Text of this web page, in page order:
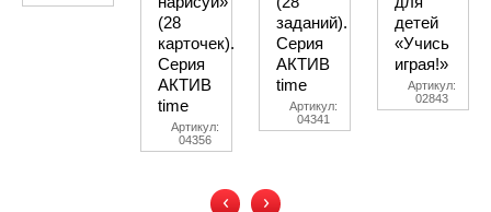
(28
карточек).
Серия
АКТИВ
time
Артикул:
04356
заданий).
Серия
АКТИВ
time
Артикул:
04341
детей
«Учись
играя!»
Артикул:
02843
‹ ›